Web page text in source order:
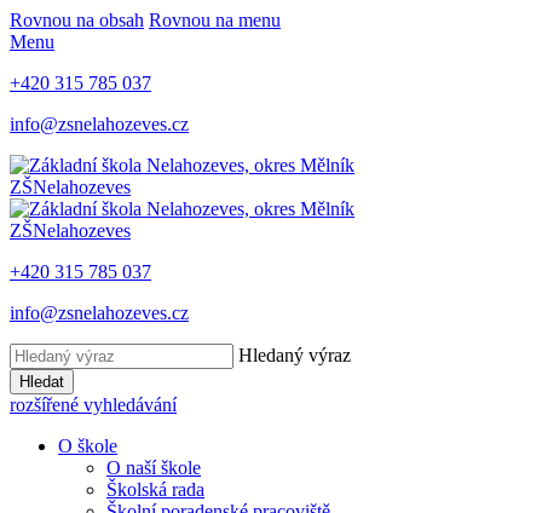
Rovnou na obsah Rovnou na menu
Menu
+420 315 785 037
info@zsnelahozeves.cz
ZŠNelahozeves
ZŠNelahozeves
+420 315 785 037
info@zsnelahozeves.cz
Hledaný výraz
Hledat
rozšířené vyhledávání
O škole
O naší škole
Školská rada